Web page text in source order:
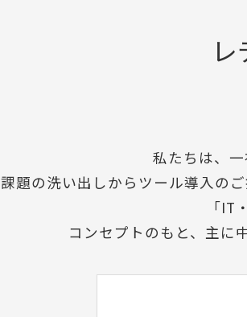
私たちは、
課題の洗い出しからツール導入の
「IT
コンセプトのもと、主に